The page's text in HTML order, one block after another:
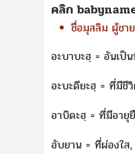
คลิก
ชื่อมุสลิม ผู้ชา
อะบาบะฮฺ = อันเป็
อะบะดียะฮฺ = ที่มีชี
อาบิดะฮฺ = ที่มีอายุ
อับยาน = ที่ผ่องใส